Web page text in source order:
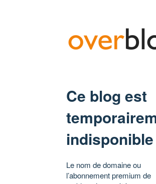
Ce blog est
indisponible
Le nom de domaine ou
l’abonnement premium de